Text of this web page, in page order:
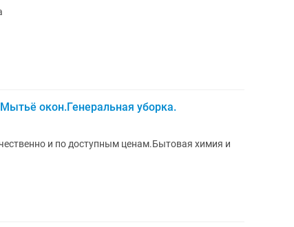
окон.Генеральная уборка.
и по доступным ценам.Бытовая химия и